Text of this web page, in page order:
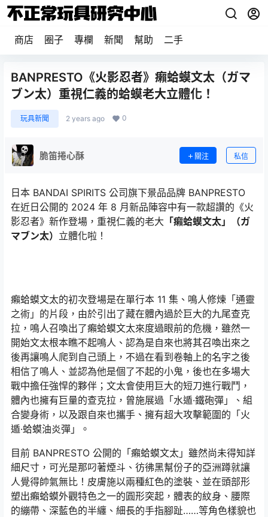
商店 圈子 專欄 新聞 幫助 二手
BANPRESTO《火影忍者》癩蛤蟆文太（ガマ
ブン太）重視仁義的蛤蟆老大立體化！
玩具新聞 2 years ago 0
脆笛捲心酥 關注 私信
日本 BANDAI SPIRITS 公司旗下景品品牌 BANPRESTO
在近日公開的 2024 年 8 月新品陣容中有一款超讚的《火
影忍者》新作登場，重視仁義的老大 「癩蛤蟆文太」（ガ
マブン太） 立體化啦！
癩蛤蟆文太的初次登場是在單行本 11 集、鳴人修煉「通靈
之術」的片段，由於引出了藏在體內過於巨大的九尾查克
拉，鳴人召喚出了癩蛤蟆文太來度過眼前的危機，雖然一
開始文太根本瞧不起鳴人、認為是自來也將其召喚出來之
後再讓鳴人爬到自己頭上，不過在看到卷軸上的名字之後
相信了鳴人、並認為他是個了不起的小鬼，後也在多場大
戰中擔任強悍的夥伴；文太會使用巨大的短刀進行戰鬥，
體內也擁有巨量的查克拉，曾施展過「水遁·鐵砲彈」、組
合變身術，以及跟自來也攜手、擁有超大攻擊範圍的「火
遁·蛤蟆油炎彈」。
目前 BANPRESTO 公開的「癩蛤蟆文太」雖然尚未得知詳
細尺寸，可光是那叼著煙斗、彷彿黑幫份子的亞洲蹲就讓
人覺得帥氣無比！皮膚施以兩種紅色的塗裝、並在頭部形
塑出癩蛤蟆外觀特色之一的圓形突起，體表的紋身、腰際
的繃帶、深藍色的半纏、細長的手指腳趾……等角色樣貌也